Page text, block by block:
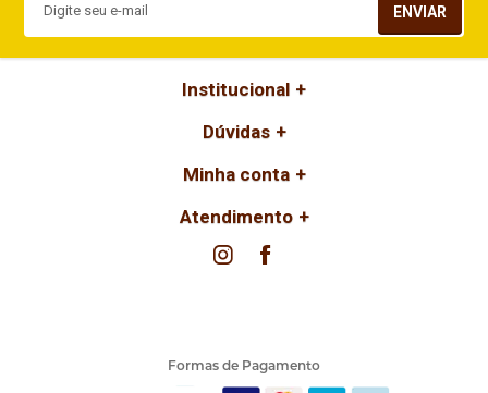
ENVIAR
Institucional
Dúvidas
Minha conta
Atendimento
Formas de Pagamento